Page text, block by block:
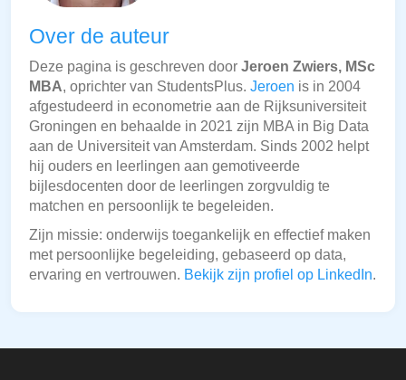
Over de auteur
Deze pagina is geschreven door Jeroen Zwiers, MSc
MBA, oprichter van StudentsPlus. Jeroen is in 2004
afgestudeerd in econometrie aan de Rijksuniversiteit
Groningen en behaalde in 2021 zijn MBA in Big Data
aan de Universiteit van Amsterdam. Sinds 2002 helpt
hij ouders en leerlingen aan gemotiveerde
bijlesdocenten door de leerlingen zorgvuldig te
matchen en persoonlijk te begeleiden.
Zijn missie: onderwijs toegankelijk en effectief maken
met persoonlijke begeleiding, gebaseerd op data,
ervaring en vertrouwen. Bekijk zijn profiel op LinkedIn.